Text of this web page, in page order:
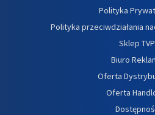
Polityka
Polityka przeciwdziałania
Sklep TVP
Biuro
Oferta
Oferta